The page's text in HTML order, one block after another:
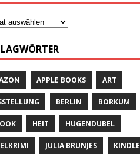
APPLE BOOKS ART
BERLIN BORKUM
HEIT HUGENDUBEL
JULIA BRUNJES KINDLE